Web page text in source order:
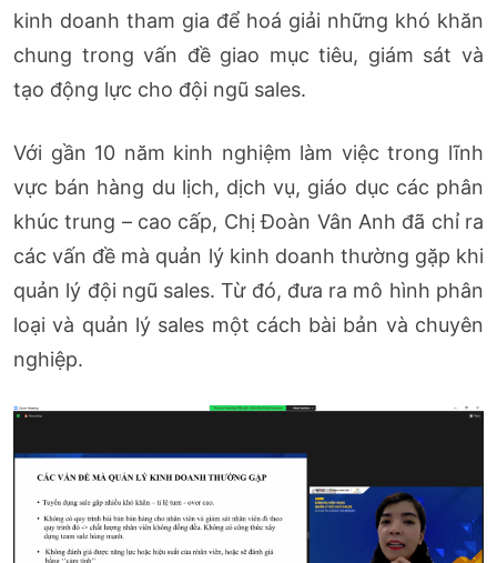
kinh doanh tham gia để hoá giải những khó khăn
chung trong vấn đề giao mục tiêu, giám sát và
tạo động lực cho đội ngũ sales.
Với gần 10 năm kinh nghiệm làm việc trong lĩnh
vực bán hàng du lịch, dịch vụ, giáo dục các phân
khúc trung – cao cấp, Chị Đoàn Vân Anh đã chỉ ra
các vấn đề mà quản lý kinh doanh thường gặp khi
quản lý đội ngũ sales. Từ đó, đưa ra mô hình phân
loại và quản lý sales một cách bài bản và chuyên
nghiệp.